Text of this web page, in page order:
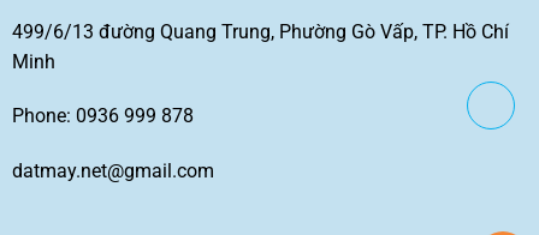
499/6/13 đường Quang Trung, Phường Gò Vấp, TP. Hồ Chí
Minh
Phone: 0936 999 878
datmay.net@gmail.com